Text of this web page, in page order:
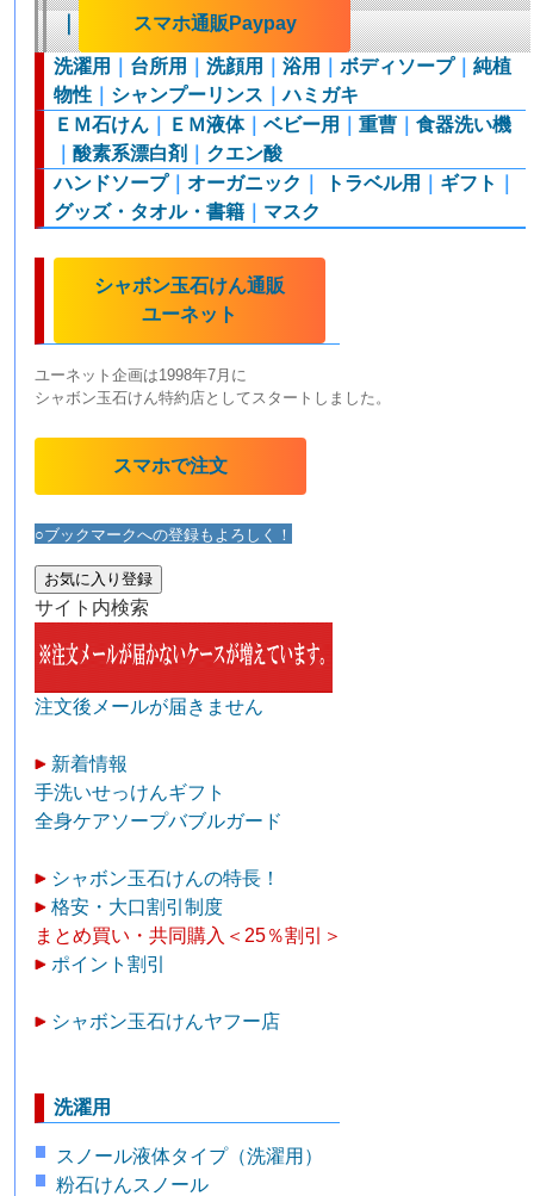
｜
スマホ通販Paypay
洗濯用 台所用 ｜洗顔用 ｜浴用 ｜ボディソープ｜純植
物性
シャンプーリンス ｜ハミガキ
ＥＭ石けん
ＥＭ液体｜ベビー用 ｜重曹 ｜食器洗い機
｜酸素系漂白剤
クエン酸
ハンドソープ｜オーガニック トラベル用 ギフト
グッズ・タオル・書籍
マスク
シャボン玉石けん通販
ユーネット
ユーネット企画は1998年7月に
シャボン玉石けん特約店としてスタートしました。
スマホで注文
○ブックマークへの登録もよろしく！
お気に入り登録
サイト内検索
注文後メールが届きません
新着情報
手洗いせっけんギフト
全身ケアソープバブルガード
シャボン玉石けんの特長！
格安・大口割引制度
まとめ買い・共同購入＜25％割引＞
ポイント割引
シャボン玉石けんヤフー店
洗濯用
スノール液体タイプ（洗濯用）
粉石けんスノール